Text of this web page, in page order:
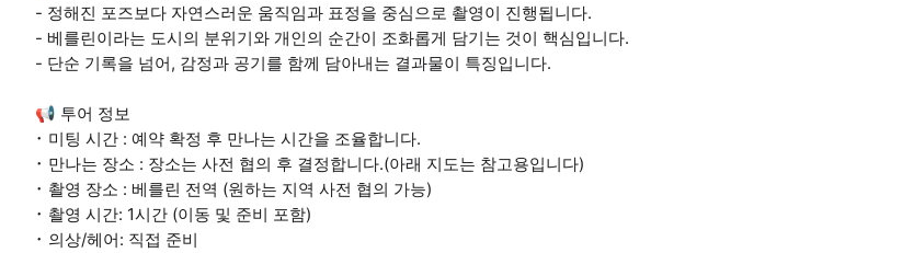
- 정해진 포즈보다 자연스러운 움직임과 표정을 중심으로 촬영이 진행됩니다.
- 베를린이라는 도시의 분위기와 개인의 순간이 조화롭게 담기는 것이 핵심입니다.
- 단순 기록을 넘어, 감정과 공기를 함께 담아내는 결과물이 특징입니다.
📢 투어 정보
･ 미팅 시간 : 예약 확정 후 만나는 시간을 조율합니다.
･ 만나는 장소 : 장소는 사전 협의 후 결정합니다.(아래 지도는 참고용입니다)
･ 촬영 장소 : 베를린 전역 (원하는 지역 사전 협의 가능)
･ 촬영 시간: 1시간 (이동 및 준비 포함)
･ 의상/헤어: 직접 준비